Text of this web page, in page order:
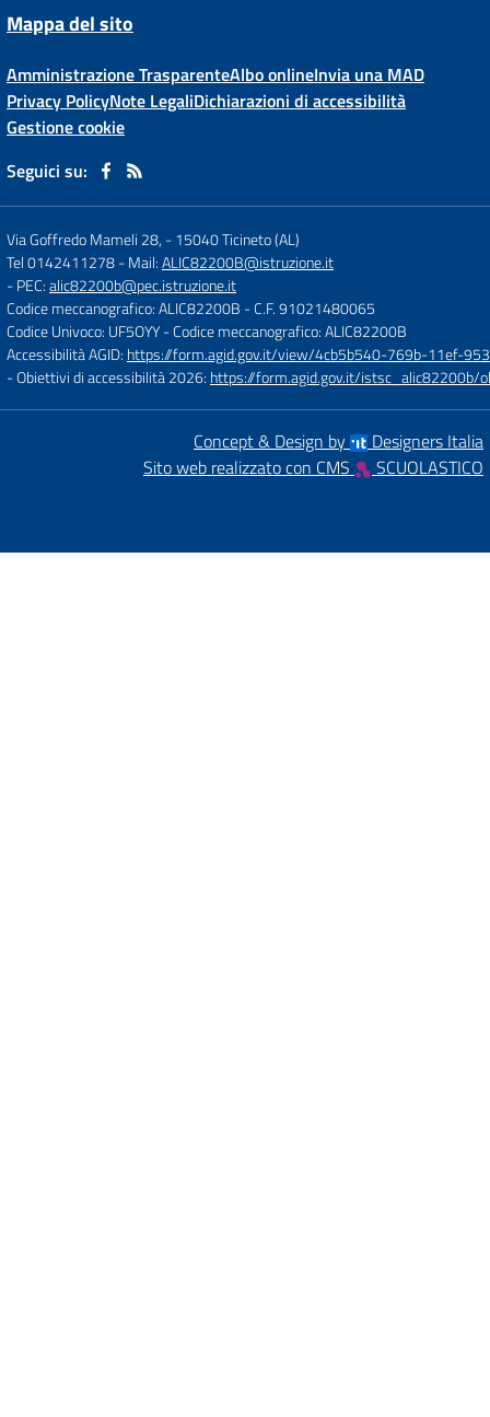
Mappa del sito
Amministrazione TrasparenteAlbo onlineInvia una MAD
Privacy PolicyNote LegaliDichiarazioni di accessibilità
Gestione cookie
Seguici su:
Via Goffredo Mameli 28, -15040 Ticineto (AL)
Tel 0142411278- Mail:ALIC82200B@istruzione.it
- PEC:alic82200b@pec.istruzione.it
Codice meccanografico: ALIC82200B - C.F. 91021480065
Codice Univoco: UF5OYY- Codice meccanografico: ALIC82200B
Accessibilità AGID: https://form.agid.gov.it/view/4cb5b540-769b-11ef-
- Obiettivi di accessibilità 2026: https://form.agid.gov.it/
Concept & Design by
Designers Italia
Sito web realizzato con CMS
SCUOLASTICO